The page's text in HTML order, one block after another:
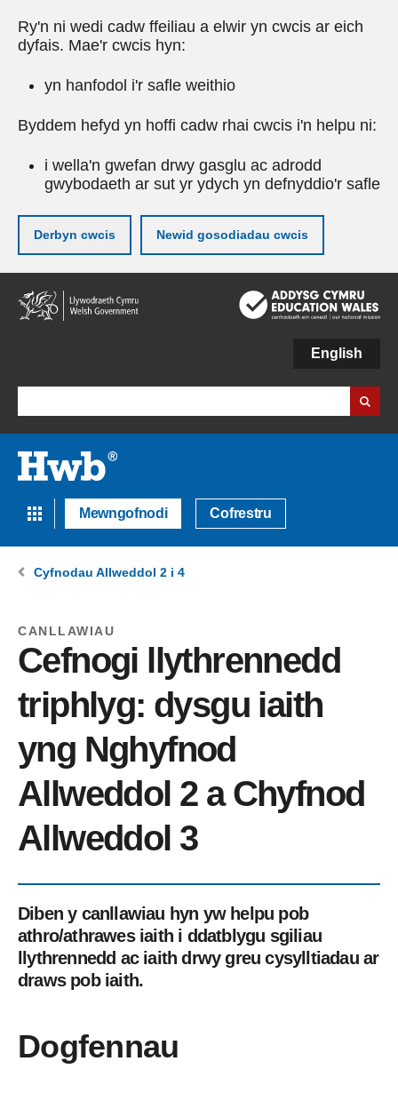
Ry'n ni wedi cadw ffeiliau a elwir yn cwcis ar eich
dyfais. Mae'r cwcis hyn:
yn hanfodol i'r safle weithio
Byddem hefyd yn hoffi cadw rhai cwcis i'n helpu ni:
i wella'n gwefan drwy gasglu ac adrodd
gwybodaeth ar sut yr ydych yn defnyddio'r safle
Derbyn cwcis Newid gosodiadau cwcis
Neidio
i'r
prif
English
Mewngofnodi Cofrestru
Cyfnodau Allweddol 2 i 4
CANLLAWIAU
Cefnogi llythrennedd
triphlyg: dysgu iaith
yng Nghyfnod
Allweddol 2 a Chyfnod
Allweddol 3
Diben y canllawiau hyn yw helpu pob
athro/athrawes iaith i ddatblygu sgiliau
llythrennedd ac iaith drwy greu cysylltiadau ar
draws pob iaith.
Dogfennau